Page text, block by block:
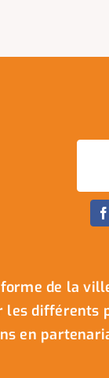
de la
différents
en